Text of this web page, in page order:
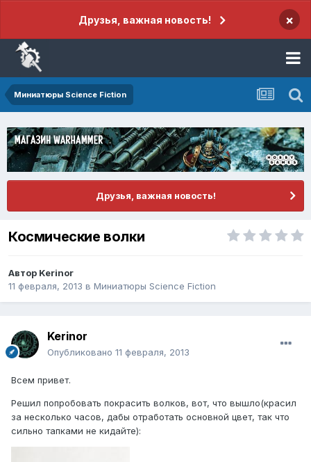
Друзья, важная новость! ×
Миниатюры Science Fiction
Друзья, важная новость!
Космические волки
Автор Kerinor
11 февраля, 2013 в Миниатюры Science Fiction
Kerinor
Опубликовано 11 февраля, 2013
Всем привет.
Решил попробовать покрасить волков, вот, что вышло(красил
за несколько часов, дабы отработать основной цвет, так что
сильно тапками не кидайте):